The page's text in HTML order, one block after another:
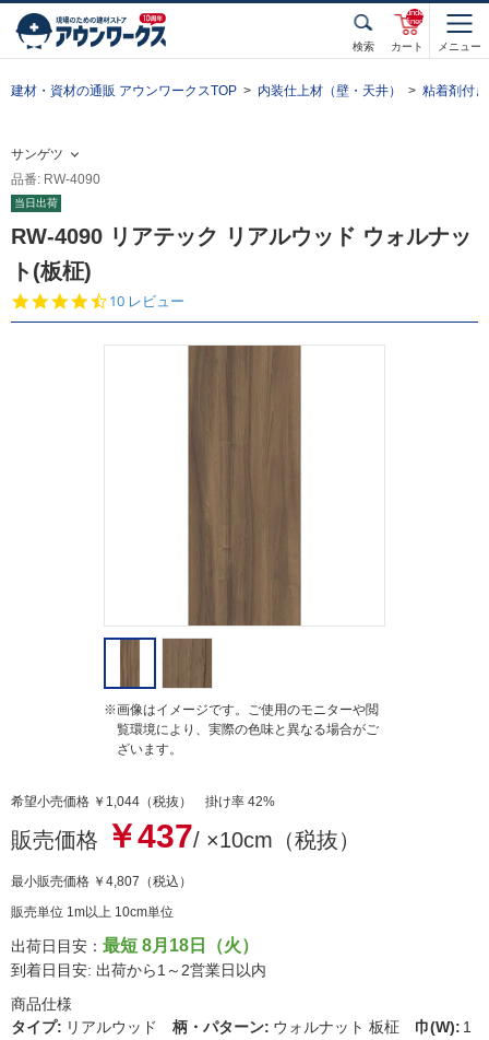
検索 カート
unde
fined
メニュー
建材・資材の通販 アウンワークスTOP 内装仕上材（壁・天井） 粘着剤付
サンゲツ
品番: RW-4090
当日出荷
RW-4090 リアテック リアルウッド ウォルナッ
ト(板柾)
4.
7
10 レビュー
※画像はイメージです。ご使用のモニターや閲
覧環境により、実際の色味と異なる場合がご
ざいます。
希望小売価格 ￥1,044（税抜） 掛け率 42%
販売価格 ￥437/ ×10cm（税抜）
最小販売価格 ￥4,807 （税込）
販売単位 1m以上 10cm単位
出荷日目安： 最短 8月18日（火）
到着日目安: 出荷から1～2営業日以内
商品仕様
タイプ: リアルウッド 柄・パターン: ウォルナット 板柾 巾(W): 1